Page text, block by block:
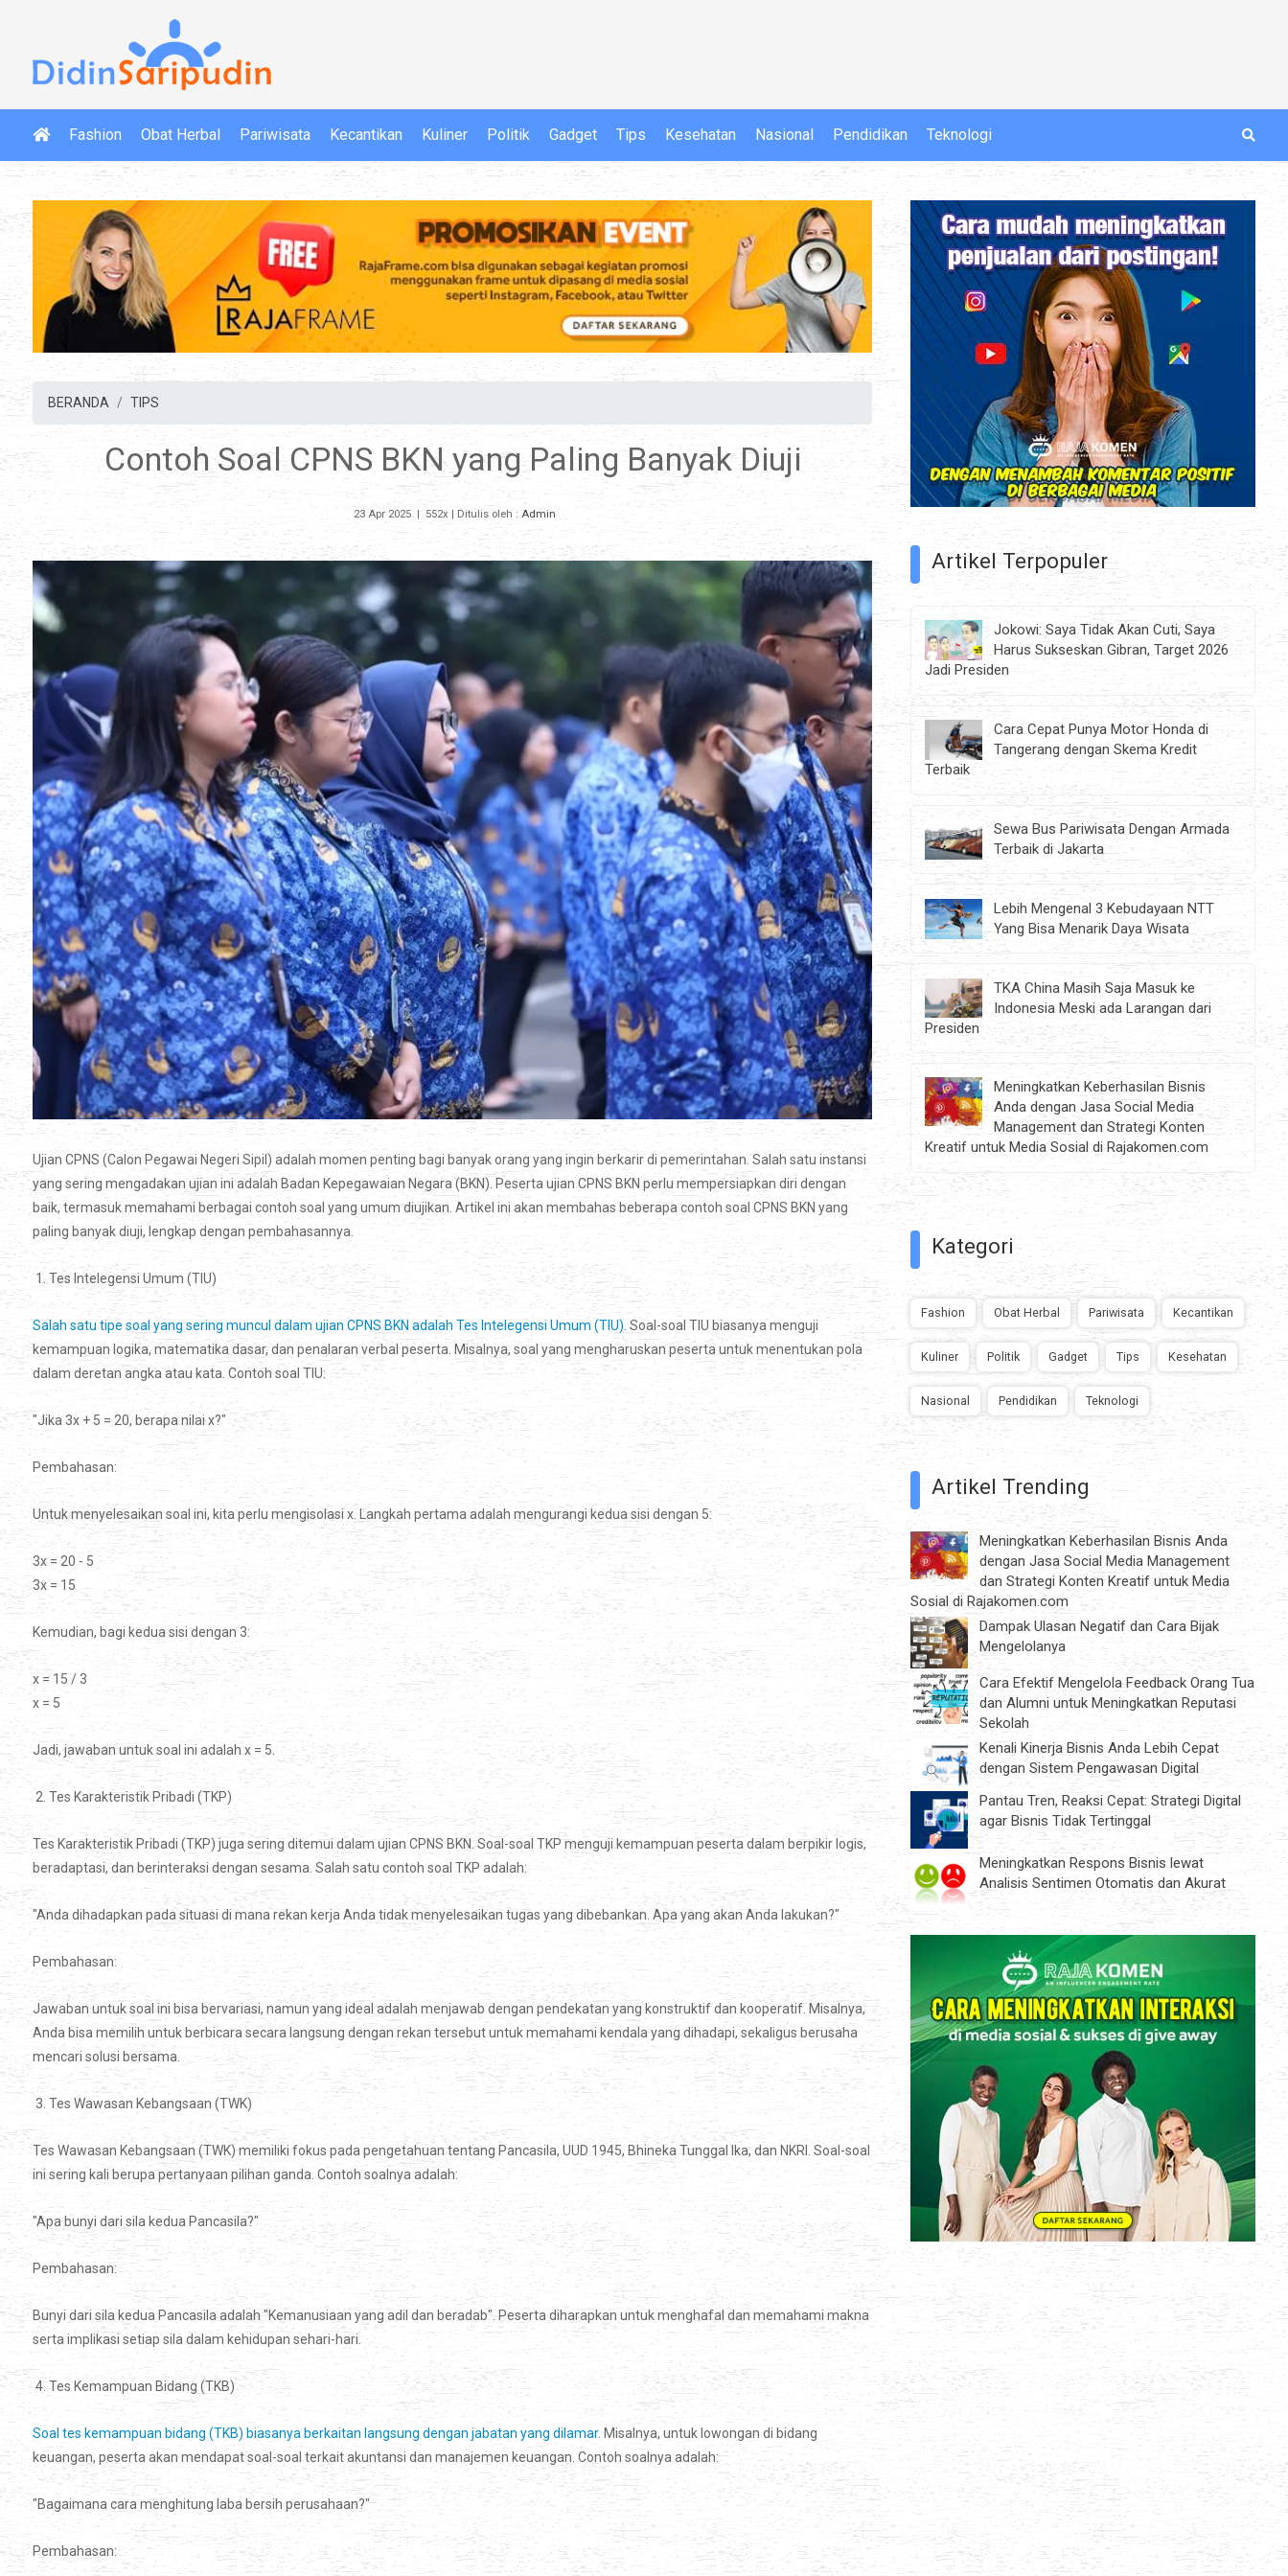
Fashion Obat Herbal Pariwisata Kecantikan Kuliner Politik Gadget Tips Kesehatan Nasional Pendidikan Teknologi
BERANDA TIPS
Contoh Soal CPNS BKN yang Paling Banyak Diuji
23 Apr 2025 552x | Ditulis oleh : Admin
Ujian CPNS (Calon Pegawai Negeri Sipil) adalah momen penting bagi banyak orang yang ingin berkarir di pemerintahan. Salah satu instansi
yang sering mengadakan ujian ini adalah Badan Kepegawaian Negara (BKN). Peserta ujian CPNS BKN perlu mempersiapkan diri dengan
baik, termasuk memahami berbagai contoh soal yang umum diujikan. Artikel ini akan membahas beberapa contoh soal CPNS BKN yang
paling banyak diuji, lengkap dengan pembahasannya.
1. Tes Intelegensi Umum (TIU)
Salah satu tipe soal yang sering muncul dalam ujian CPNS BKN adalah Tes Intelegensi Umum (TIU). Soal-soal TIU biasanya menguji
kemampuan logika, matematika dasar, dan penalaran verbal peserta. Misalnya, soal yang mengharuskan peserta untuk menentukan pola
dalam deretan angka atau kata. Contoh soal TIU:
"Jika 3x + 5 = 20, berapa nilai x?"
Pembahasan:
Untuk menyelesaikan soal ini, kita perlu mengisolasi x. Langkah pertama adalah mengurangi kedua sisi dengan 5:
3x = 20 - 5
3x = 15
Kemudian, bagi kedua sisi dengan 3:
x = 15 / 3
x = 5
Jadi, jawaban untuk soal ini adalah x = 5.
2. Tes Karakteristik Pribadi (TKP)
Tes Karakteristik Pribadi (TKP) juga sering ditemui dalam ujian CPNS BKN. Soal-soal TKP menguji kemampuan peserta dalam berpikir logis,
beradaptasi, dan berinteraksi dengan sesama. Salah satu contoh soal TKP adalah:
"Anda dihadapkan pada situasi di mana rekan kerja Anda tidak menyelesaikan tugas yang dibebankan. Apa yang akan Anda lakukan?"
Pembahasan:
Jawaban untuk soal ini bisa bervariasi, namun yang ideal adalah menjawab dengan pendekatan yang konstruktif dan kooperatif. Misalnya,
Anda bisa memilih untuk berbicara secara langsung dengan rekan tersebut untuk memahami kendala yang dihadapi, sekaligus berusaha
mencari solusi bersama.
3. Tes Wawasan Kebangsaan (TWK)
Tes Wawasan Kebangsaan (TWK) memiliki fokus pada pengetahuan tentang Pancasila, UUD 1945, Bhineka Tunggal Ika, dan NKRI. Soal-soal
ini sering kali berupa pertanyaan pilihan ganda. Contoh soalnya adalah:
"Apa bunyi dari sila kedua Pancasila?"
Pembahasan:
Bunyi dari sila kedua Pancasila adalah "Kemanusiaan yang adil dan beradab". Peserta diharapkan untuk menghafal dan memahami makna
serta implikasi setiap sila dalam kehidupan sehari-hari.
4. Tes Kemampuan Bidang (TKB)
Soal tes kemampuan bidang (TKB) biasanya berkaitan langsung dengan jabatan yang dilamar. Misalnya, untuk lowongan di bidang
keuangan, peserta akan mendapat soal-soal terkait akuntansi dan manajemen keuangan. Contoh soalnya adalah:
"Bagaimana cara menghitung laba bersih perusahaan?"
Pembahasan:
Artikel Terpopuler
Jokowi: Saya Tidak Akan Cuti, Saya
Harus Sukseskan Gibran, Target 2026
Jadi Presiden
Cara Cepat Punya Motor Honda di
Tangerang dengan Skema Kredit
Terbaik
Sewa Bus Pariwisata Dengan Armada
Terbaik di Jakarta
Lebih Mengenal 3 Kebudayaan NTT
Yang Bisa Menarik Daya Wisata
TKA China Masih Saja Masuk ke
Indonesia Meski ada Larangan dari
Presiden
Meningkatkan Keberhasilan Bisnis
Anda dengan Jasa Social Media
Management dan Strategi Konten
Kreatif untuk Media Sosial di Rajakomen.com
Kategori
Fashion Obat Herbal Pariwisata Kecantikan
Kuliner Politik Gadget Tips Kesehatan
Nasional Pendidikan Teknologi
Artikel Trending
Meningkatkan Keberhasilan Bisnis Anda
dengan Jasa Social Media Management
dan Strategi Konten Kreatif untuk Media
Sosial di Rajakomen.com
Dampak Ulasan Negatif dan Cara Bijak
Mengelolanya
Cara Efektif Mengelola Feedback Orang Tua
dan Alumni untuk Meningkatkan Reputasi
Sekolah
Kenali Kinerja Bisnis Anda Lebih Cepat
dengan Sistem Pengawasan Digital
Pantau Tren, Reaksi Cepat: Strategi Digital
agar Bisnis Tidak Tertinggal
Meningkatkan Respons Bisnis lewat
Analisis Sentimen Otomatis dan Akurat